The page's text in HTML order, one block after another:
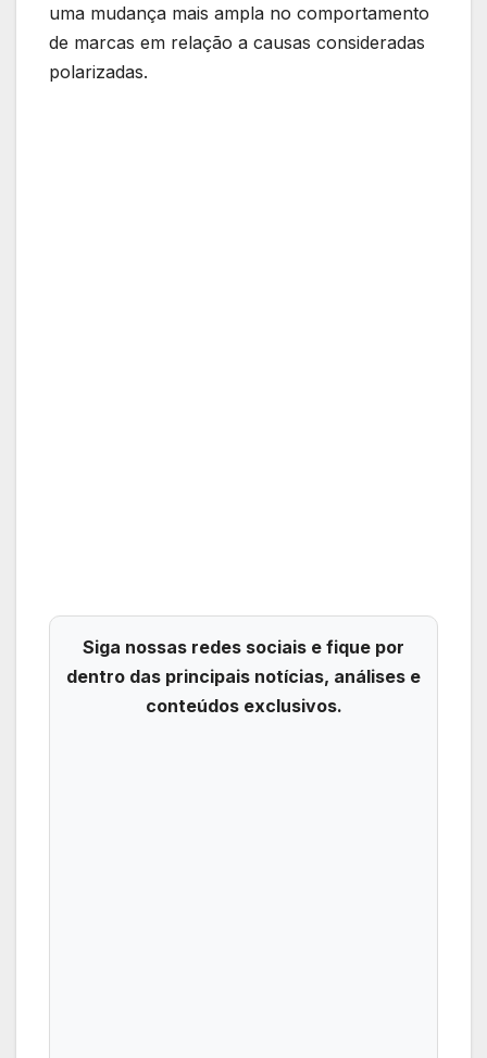
uma mudança mais ampla no comportamento
de marcas em relação a causas consideradas
polarizadas.
Siga nossas redes sociais e fique por
dentro das principais notícias, análises e
conteúdos exclusivos.